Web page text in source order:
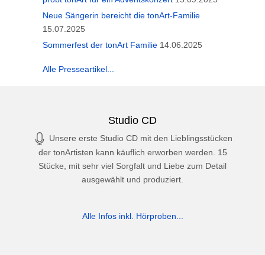
Neue Sängerin bereicht die tonArt-Familie
15.07.2025
Sommerfest der tonArt Familie 14.06.2025
Alle Presseartikel...
Studio CD
Unsere erste Studio CD mit den Lieblingsstücken
der tonArtisten kann käuflich erworben werden. 15
Stücke, mit sehr viel Sorgfalt und Liebe zum Detail
ausgewählt und produziert.
Alle Infos inkl. Hörproben...